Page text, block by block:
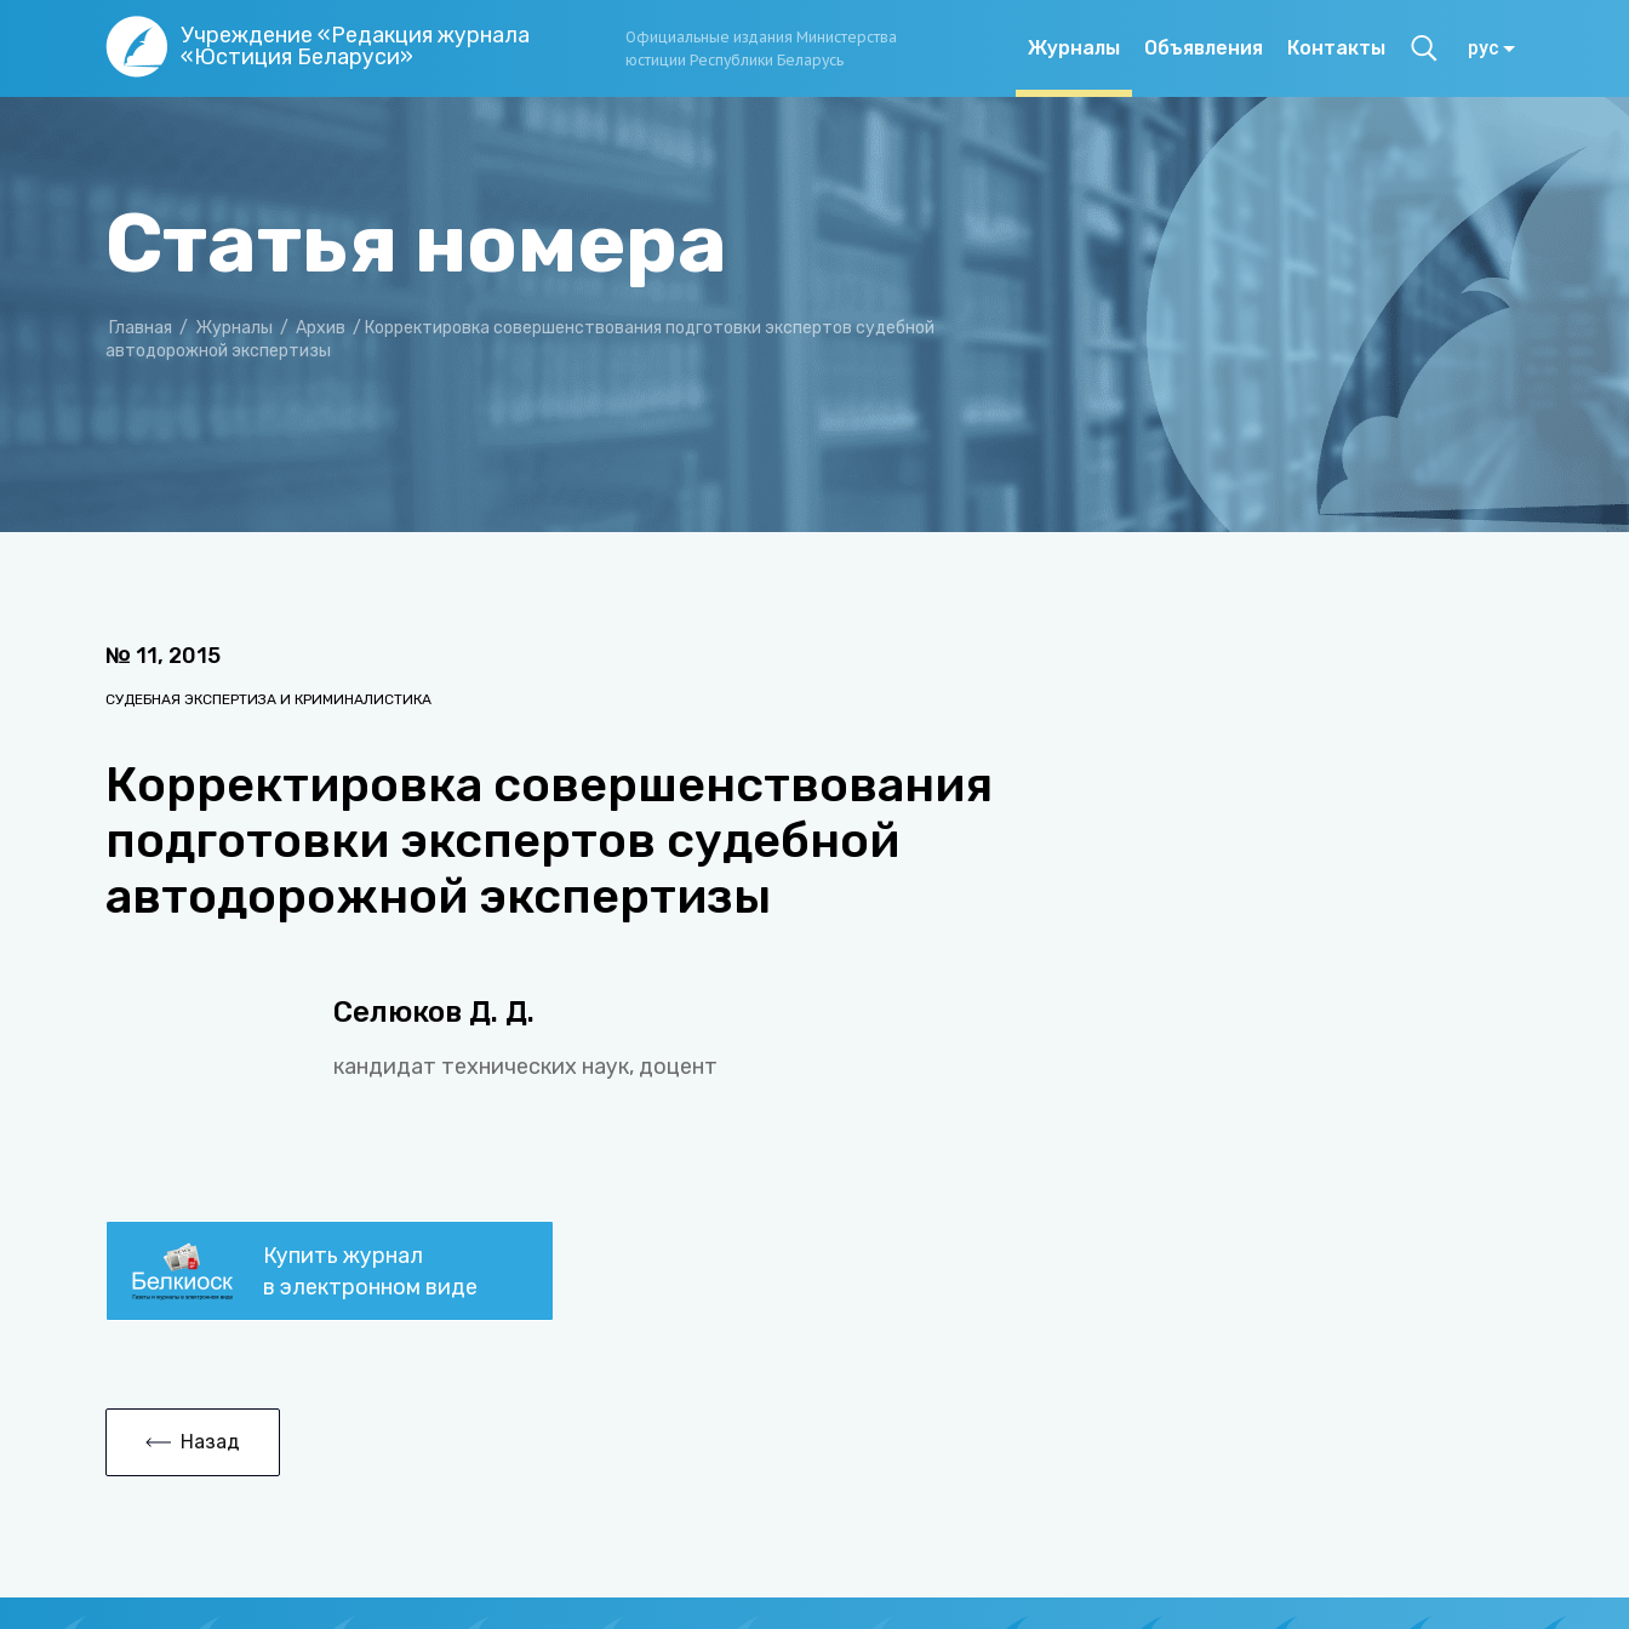
Учреждение «Редакция журнала
«Юстиция Беларуси»
Официальные издания Министерства
юстиции Республики Беларусь
Журналы Объявления Контакты рус
Статья номера
Главная / Журналы / Архив / Корректировка совершенствования подготовки экспертов судебной
автодорожной экспертизы
№ 11, 2015
СУДЕБНАЯ ЭКСПЕРТИЗА И КРИМИНАЛИСТИКА
Корректировка совершенствования
подготовки экспертов судебной
автодорожной экспертизы
Селюков Д. Д.
кандидат технических наук, доцент
Купить журнал
в электронном виде
Назад